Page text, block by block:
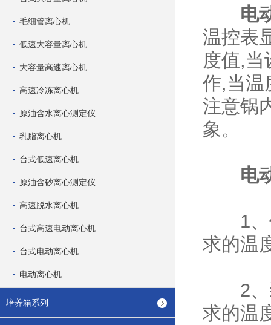
毛细管离心机
低速大容量离心机
大容量高速离心机
高速冷冻离心机
原油含水离心测定仪
乳脂离心机
台式低速离心机
原油含砂离心测定仪
高速脱水离心机
台式高速电动离心机
台式电动离心机
电动离心机
培养箱系列
电
温控表
度值,
作,当温
注意锅
象。
电
1、使
求的温
2、装
求的温